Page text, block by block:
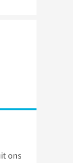
ons